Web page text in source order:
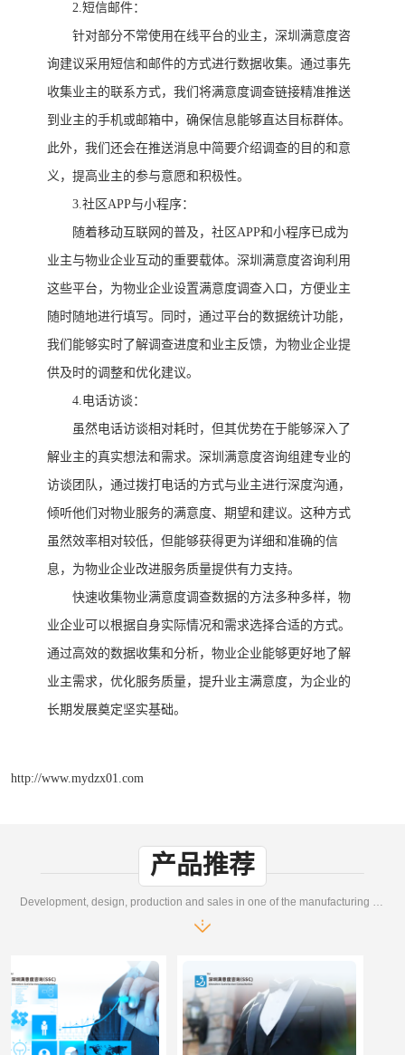
2.短信邮件：
针对部分不常使用在线平台的业主， 深圳满意度咨
询建议采用短信和邮件的方式进行数据收集。通过事先
收集业主的联系方式，我们将满意度调查链接精准推送
到业主的手机或邮箱中，确保信息能够直达目标群体。
此外，我们还会在推送消息中简要介绍调查的目的和意
义，提高业主的参与意愿和积极性。
3.社区APP与小程序：
随着移动互联网的普及，社区APP和小程序已成为
业主与物业企业互动的重要载体。 深圳满意度咨询利用
这些平台，为物业企业设置满意度调查入口，方便业主
随时随地进行填写。同时，通过平台的数据统计功能，
我们能够实时了解调查进度和业主反馈，为物业企业提
供及时的调整和优化建议。
4.电话访谈：
虽然电话访谈相对耗时，但其优势在于能够深入了
解业主的真实想法和需求。 深圳满意度咨询组建专业的
访谈团队，通过拨打电话的方式与业主进行深度沟通，
倾听他们对物业服务的满意度、期望和建议。这种方式
虽然效率相对较低，但能够获得更为详细和准确的信
息，为物业企业改进服务质量提供有力支持。
快速收集物业满意度调查数据的方法多种多样，物
业企业可以根据自身实际情况和需求选择合适的方式。
通过高效的数据收集和分析，物业企业能够更好地了解
业主需求，优化服务质量，提升业主满意度，为企业的
长期发展奠定坚实基础。
http://www.mydzx01.com
产品推荐